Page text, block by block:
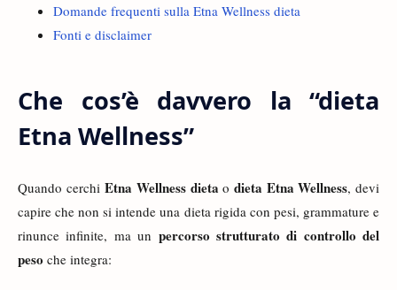
Domande frequenti sulla Etna Wellness dieta
Fonti e disclaimer
Che cos’è davvero la “dieta
Etna Wellness”
Quando cerchiEtna Wellness dieta odieta Etna Wellness, devi
capire che non si intende una dieta rigida con pesi, grammature e
rinunce infinite, ma un percorso strutturato di controllo del
peso che integra: